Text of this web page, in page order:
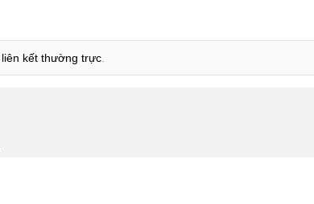
liên kết thường trực